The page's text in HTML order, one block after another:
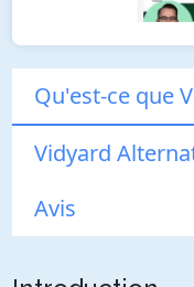
Qu'est-ce que
Vidyard
Avis